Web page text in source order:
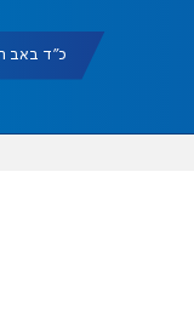
כ"ד באב תשפ"ו